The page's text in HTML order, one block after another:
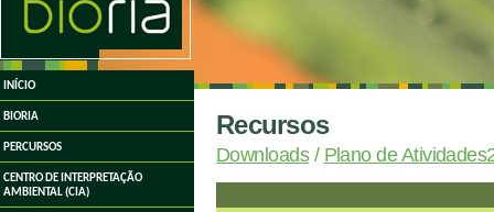
INÍCIO
BIORIA
PERCURSOS
CENTRO DE INTERPRETAÇÃO
AMBIENTAL (CIA)
Recursos
Downloads/ Plano de